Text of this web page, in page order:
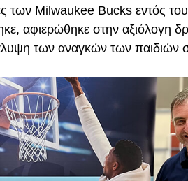
των Milwaukee Bucks εντός
αφιερώθηκε στην αξιόλογη
των αναγκών των παιδιών